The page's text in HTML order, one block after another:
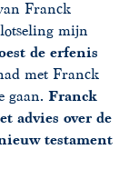
Franck
mijn
de erfenis
met Franck
gaan. Franck
advies over de
testament